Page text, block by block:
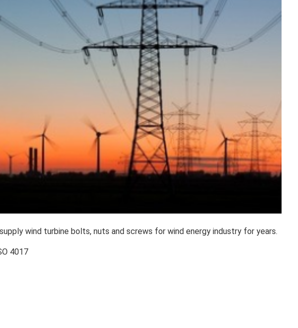
wind turbine bolts, nuts and screws for wind energy industry for years.
4017